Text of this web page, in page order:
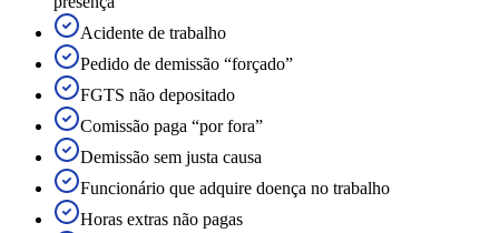
Acidente de trabalho
Pedido de demissão “forçado”
FGTS não depositado
Comissão paga “por fora”
Demissão sem justa causa
Funcionário que adquire doença no trabalho
Horas extras não pagas